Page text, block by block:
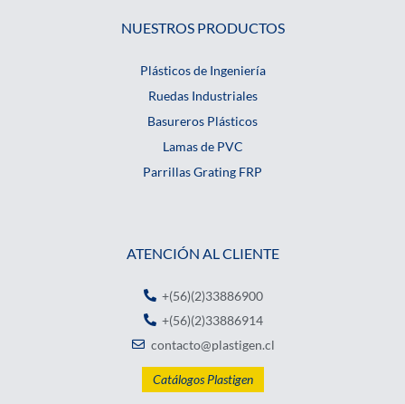
NUESTROS PRODUCTOS
Plásticos de Ingeniería
Ruedas Industriales
Basureros Plásticos
Lamas de PVC
Parrillas Grating FRP
ATENCIÓN AL CLIENTE
+(56)(2)33886900
+(56)(2)33886914
contacto@plastigen.cl
Catálogos Plastigen